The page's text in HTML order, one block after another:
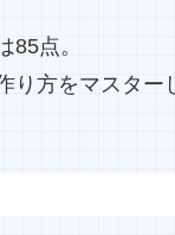
85点。
り方をマスター